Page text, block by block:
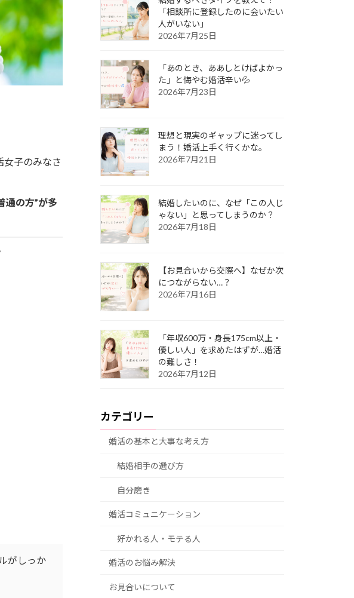
女子のみなさ
通の方”が多
がしっか
「相談所に登録したのに会いたい
人がいない」
2026年7月25日
「あのとき、ああしとけばよかっ
た」と悔やむ婚活辛い💦
2026年7月23日
理想と現実のギャップに迷ってし
まう！婚活上手く行くかな。
2026年7月21日
結婚したいのに、なぜ「この人じ
ゃない」と思ってしまうのか？
2026年7月18日
【お見合いから交際へ】なぜか次
につながらない…？
2026年7月16日
「年収600万・身長175cm以上・
優しい人」を求めたはずが…婚活
の難しさ！
2026年7月12日
カテゴリー
婚活の基本と大事な考え方
結婚相手の選び方
自分磨き
婚活コミュニケーション
好かれる人・モテる人
婚活のお悩み解決
お見合いについて